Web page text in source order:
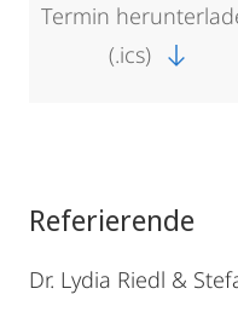
Termin
(.ics)
Referierende
Dr. Lydia Riedl &